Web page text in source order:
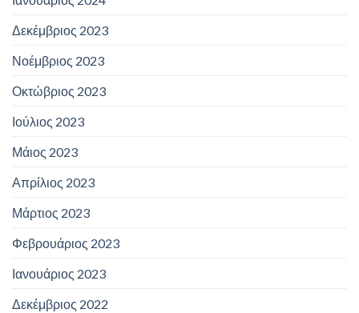
Δεκέμβριος 2023
Νοέμβριος 2023
Οκτώβριος 2023
Ιούλιος 2023
Μάιος 2023
Απρίλιος 2023
Μάρτιος 2023
Φεβρουάριος 2023
Ιανουάριος 2023
Δεκέμβριος 2022